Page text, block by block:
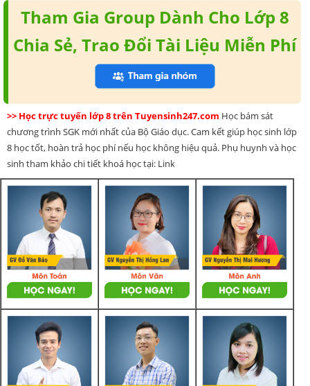
Tham Gia Group Dành Cho Lớp 8
Chia Sẻ, Trao Đổi Tài Liệu Miễn Phí
>> Học trực tuyến lớp 8 trên Tuyensinh247.com Học bám sát
chương trình SGK mới nhất của Bộ Giáo dục. Cam kết giúp học sinh lớp
8 học tốt, hoàn trả học phí nếu học không hiệu quả. Phụ huynh và học
sinh tham khảo chi tiết khoá học tại: Link